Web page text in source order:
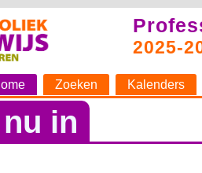
2025-
Zoeken Kalenders
in